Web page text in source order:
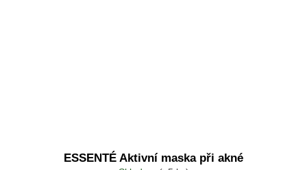
ESSENTÉ Aktivní maska při akné